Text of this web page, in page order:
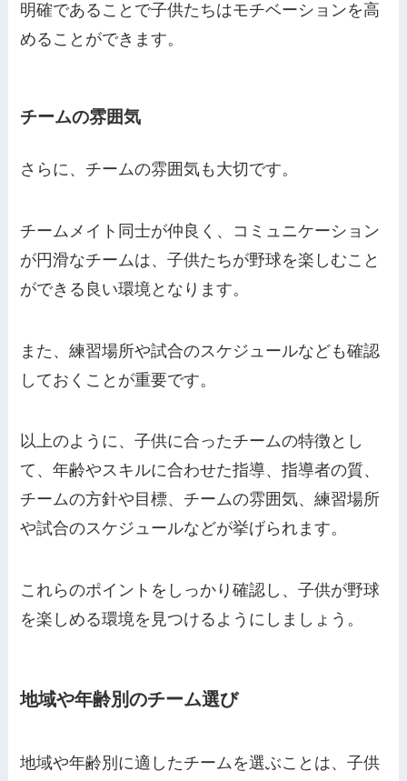
明確であることで子供たちはモチベーションを高
めることができます。
チームの雰囲気
さらに、チームの雰囲気も大切です。
チームメイト同士が仲良く、コミュニケーション
が円滑なチームは、子供たちが野球を楽しむこと
ができる良い環境となります。
また、練習場所や試合のスケジュールなども確認
しておくことが重要です。
以上のように、子供に合ったチームの特徴とし
て、年齢やスキルに合わせた指導、指導者の質、
チームの方針や目標、チームの雰囲気、練習場所
や試合のスケジュールなどが挙げられます。
これらのポイントをしっかり確認し、子供が野球
を楽しめる環境を見つけるようにしましょう。
地域や年齢別のチーム選び
地域や年齢別に適したチームを選ぶことは、子供